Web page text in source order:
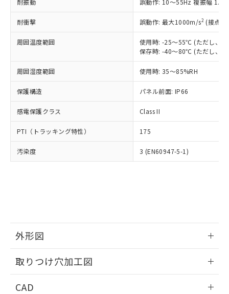
耐振動 誤動作: 10～55Hz 複振幅
耐衝撃 誤動作: 最大1000m/s2 (接点
周囲温度範囲
使用時: -25～55℃ (ただし、氷
保存時: -40～80℃ (ただし、氷
周囲湿度範囲 使用時: 35～85%RH
保護構造 パネル前面: IP66
感電保護クラス Class II
PTI（トラッキング特性） 175
汚染度 3 (EN60947-5-1)
外形図
取りつけ穴加工図
CAD
正式な納期状況および標準価格はお客
様のお取引先、またはお客様担当のオ
ムロン制御機器販売店・当社販売員に
オムロン制御機器販売店や当社販売拠
販売ネットワーク
」をご確認
在庫状況および標準価格結果を当社の
事前の承諾なく第三者に漏洩または開
示しないようお願いします。
マイパーツ機能（部品リスト作成サー
ビス）をご利用いただくには、I-Web
メンバーズにご登録されている必要が
お客様が当ウェブサイト上で当社にご
指します。
但し、RoHS指令で産業用監視および制御機器に対する
適用除外項目は除く。
フタル酸エステル類の４物質については閾値を超える意
図的な使用がないことを確認しています。
部品在庫の切り替え状況などにより、予定
月が前後することがあります。
※3 非含有証明書ダウンロード
51物質の非含有証明書（当社基準）
※本証明書は発行日時点で非含有を証明す
るもので、過去に遡って非含有を証明する
ものではありません。
また、RoHS指令のフタル酸エステル類４
DBP(フタル酸ジブチル) : 1000ppm、 DIBP(フタル酸ジ
イソブチル) : 1000ppm、 BBP(フタル酸ブチルベンジ
DEHP(フタル酸ビス(2-エチルヘキシル)) : 1000ppm
準値以下であることを示します。
「10」：通常の使用状況下において有害物
質が外部に漏えいし、環境に深刻な影響を
及ぼさない年数を意味します。
「－」：未確認です。当社販売部門へお問
全に破砕するなど、違法に輸出されな
いよう必要な手段を講じます。
当社は貴社製品を、核兵器、ミサイ
ル、化学兵器、生物兵器またはその他
武器並びにこれらの製造装置等に一切
当社は、貴社製品を第三者に販売する
場合は、上記1、2および3の内容を当
該第三者に通知します。また当社は、
販売先および販売に係わる関係者が違
法に輸出するおそれがある場合は、取
り引きをいたしません。
一定数には満たないが在庫あり
－
在庫なし(最新の在庫状況につ
いては、お客様のお取引先、ま
たはお客様担当のオムロン制御
機器販売店・当社販売員にご確
空
受注生産機種、また在庫状況の
情報を公開していない機種